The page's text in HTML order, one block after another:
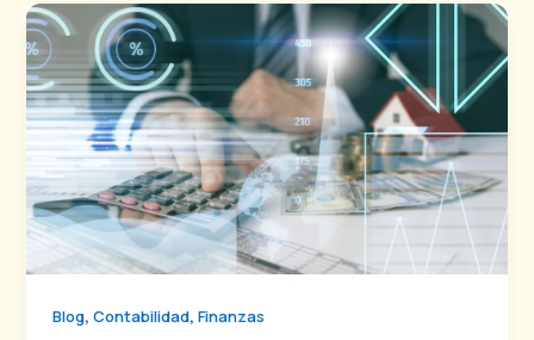
Blog,Contabilidad,Finanzas